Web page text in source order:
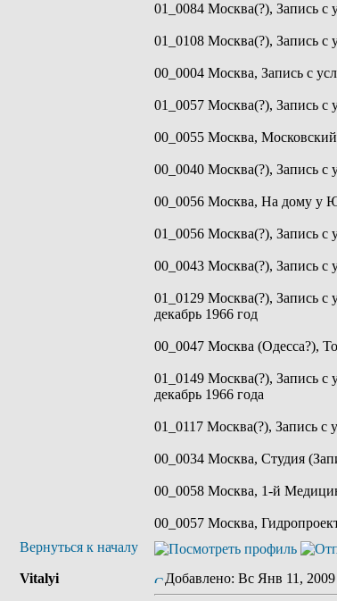
01_0084 Москва(?), Запись с
01_0108 Москва(?), Запись
00_0004 Москва, Запись с
01_0057 Москва(?), Запись с
00_0055 Москва,
00_0040 Москва(?), Запись с
00_0056 Москва, На дому у
01_0056 Москва(?), Запись с
00_0043 Москва(?), Запись с
01_0129 Москва(?), Запись с
декабрь 1966 год
00_0047 Москва (Одесса?),
01_0149 Москва(?), Запись
декабрь 1966 года
01_0117 Москва(?), Запись с
00_0034 Москва, Студия
00_0058 Москва, 1-й
00_0057 Москва,
Вернуться к началу
Vitalyi Добавлено: Вс Янв 11,